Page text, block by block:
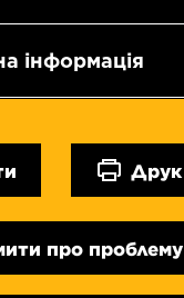
інформація
Друк
про проблему